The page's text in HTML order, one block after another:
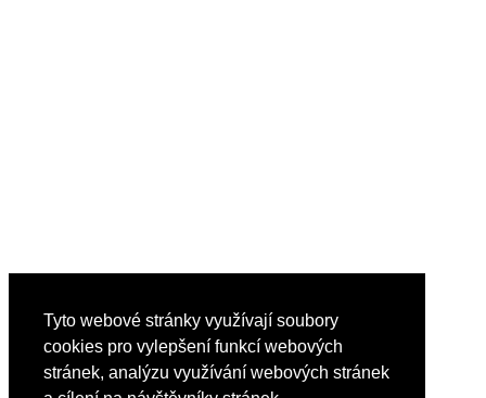
Tyto webové stránky využívají soubory
cookies pro vylepšení funkcí webových
stránek, analýzu využívání webových stránek